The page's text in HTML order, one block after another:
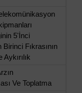
5'İnci
Fıkrasının
Ve Toplatma